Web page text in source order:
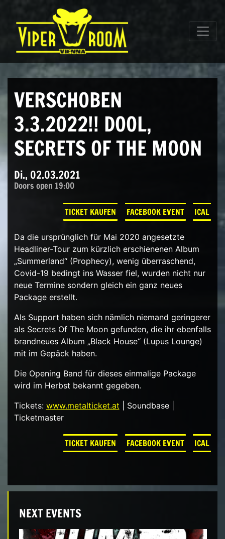
Hauptnavigation
VERSCHOBEN
3.3.2022!! DOOL,
SECRETS OF THE MOON
Di., 02.03.2021
Doors open 19:00
TICKET KAUFEN FACEBOOK EVENT ICAL
Da die ursprünglich für Mai 2020 angesetzte
Headliner-Tour zum kürzlich erschienenen Album
„Summerland“ (Prophecy), wenig überraschend,
Covid-19 bedingt ins Wasser fiel, wurden nicht nur
neue Termine sondern gleich ein ganz neues
Package erstellt.
Als Support haben sich nämlich niemand geringerer
als Secrets Of The Moon gefunden, die ihr ebenfalls
brandneues Album „Black House“ (Lupus Lounge)
mit im Gepäck haben.
Die Opening Band für dieses einmalige Package
wird im Herbst bekannt gegeben.
Tickets: www.metalticket.at | Soundbase |
Ticketmaster
TICKET KAUFEN FACEBOOK EVENT ICAL
NEXT EVENTS